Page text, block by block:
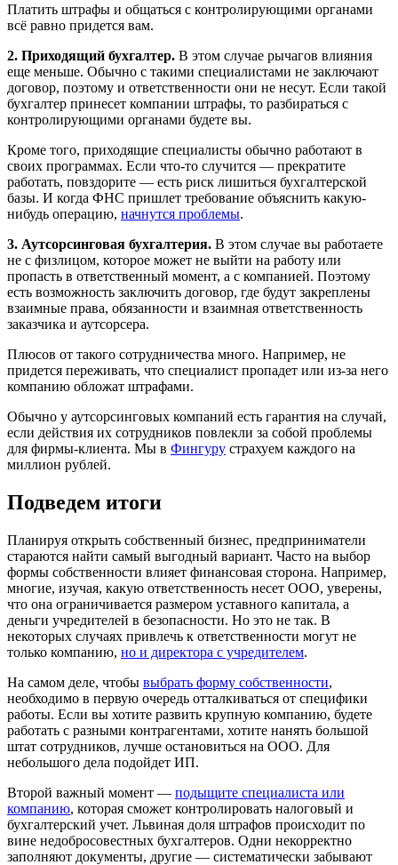
Платить штрафы и общаться с контролирующими органами
всё равно придется вам.
2. Приходящий бухгалтер. В этом случае рычагов влияния
еще меньше. Обычно с такими специалистами не заключают
договор, поэтому и ответственности они не несут. Если такой
бухгалтер принесет компании штрафы, то разбираться с
контролирующими органами будете вы.
Кроме того, приходящие специалисты обычно работают в
своих программах. Если что-то случится — прекратите
работать, повздорите — есть риск лишиться бухгалтерской
базы. И когда ФНС пришлет требование объяснить какую-
нибудь операцию, начнутся проблемы.
3. Аутсорсинговая бухгалтерия. В этом случае вы работаете
не с физлицом, которое может не выйти на работу или
пропасть в ответственный момент, а с компанией. Поэтому
есть возможность заключить договор, где будут закреплены
взаимные права, обязанности и взаимная ответственность
заказчика и аутсорсера.
Плюсов от такого сотрудничества много. Например, не
придется переживать, что специалист пропадет или из-за него
компанию обложат штрафами.
Обычно у аутсорсинговых компаний есть гарантия на случай,
если действия их сотрудников повлекли за собой проблемы
для фирмы-клиента. Мы в Фингуру страхуем каждого на
миллион рублей.
Подведем итоги
Планируя открыть собственный бизнес, предприниматели
стараются найти самый выгодный вариант. Часто на выбор
формы собственности влияет финансовая сторона. Например,
многие, изучая, какую ответственность несет ООО, уверены,
что она ограничивается размером уставного капитала, а
деньги учредителей в безопасности. Но это не так. В
некоторых случаях привлечь к ответственности могут не
только компанию, но и директора с учредителем.
На самом деле, чтобы выбрать форму собственности,
необходимо в первую очередь отталкиваться от специфики
работы. Если вы хотите развить крупную компанию, будете
работать с разными контрагентами, хотите нанять большой
штат сотрудников, лучше остановиться на ООО. Для
небольшого дела подойдет ИП.
Второй важный момент — подыщите специалиста или
компанию, которая сможет контролировать налоговый и
бухгалтерский учет. Львиная доля штрафов происходит по
вине недобросовестных бухгалтеров. Одни некорректно
заполняют документы, другие — систематически забывают